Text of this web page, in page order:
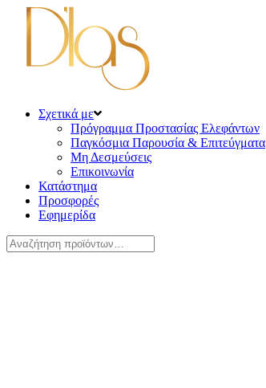
Σχετικά με
Πρόγραμμα Προστασίας Ελεφάντων
Παγκόσμια Παρουσία & Επιτεύγματα
Μη Δεσμεύσεις
Επικοινωνία
Κατάστημα
Προσφορές
Εφημερίδα
Αναζήτηση
για: